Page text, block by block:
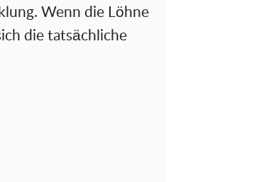
Wenn die Löhne
die tatsächliche